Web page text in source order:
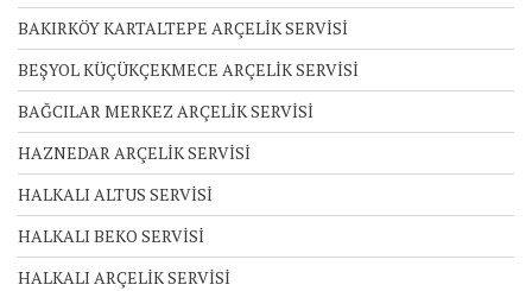
BAKIRKÖY KARTALTEPE ARÇELİK SERVİSİ
BEŞYOL KÜÇÜKÇEKMECE ARÇELİK SERVİSİ
BAĞCILAR MERKEZ ARÇELİK SERVİSİ
HAZNEDAR ARÇELİK SERVİSİ
HALKALI ALTUS SERVİSİ
HALKALI BEKO SERVİSİ
HALKALI ARÇELİK SERVİSİ